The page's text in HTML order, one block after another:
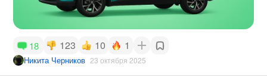
18 123 10 1
Никита Черников 23 октября 2025